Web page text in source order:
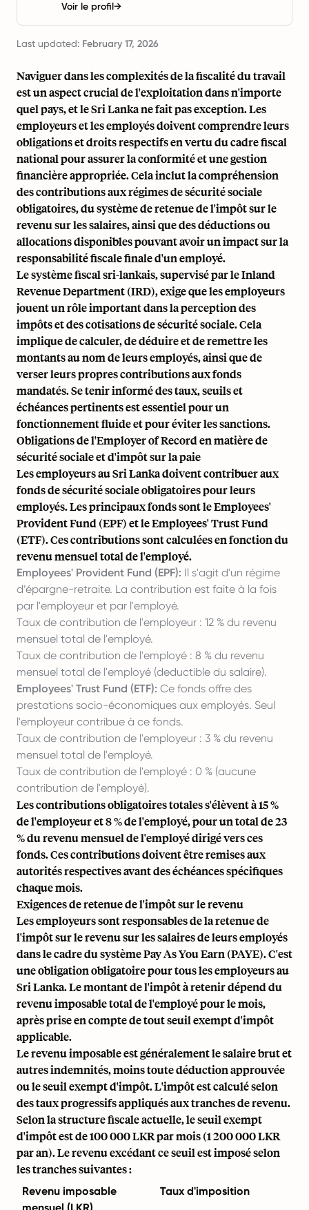
Voir le profil→
Last updated: February 17, 2026
Naviguer dans les complexités de la fiscalité du travail
est un aspect crucial de l'exploitation dans n'importe
quel pays, et le Sri Lanka ne fait pas exception. Les
employeurs et les employés doivent comprendre leurs
obligations et droits respectifs en vertu du cadre fiscal
national pour assurer la conformité et une gestion
financière appropriée. Cela inclut la compréhension
des contributions aux régimes de sécurité sociale
obligatoires, du système de retenue de l'impôt sur le
revenu sur les salaires, ainsi que des déductions ou
allocations disponibles pouvant avoir un impact sur la
responsabilité fiscale finale d'un employé.
Le système fiscal sri-lankais, supervisé par le Inland
Revenue Department (IRD), exige que les employeurs
jouent un rôle important dans la perception des
impôts et des cotisations de sécurité sociale. Cela
implique de calculer, de déduire et de remettre les
montants au nom de leurs employés, ainsi que de
verser leurs propres contributions aux fonds
mandatés. Se tenir informé des taux, seuils et
échéances pertinents est essentiel pour un
fonctionnement fluide et pour éviter les sanctions.
Obligations de l'Employer of Record en matière de
sécurité sociale et d'impôt sur la paie
Les employeurs au Sri Lanka doivent contribuer aux
fonds de sécurité sociale obligatoires pour leurs
employés. Les principaux fonds sont le Employees'
Provident Fund (EPF) et le Employees' Trust Fund
(ETF). Ces contributions sont calculées en fonction du
revenu mensuel total de l'employé.
Employees' Provident Fund (EPF): Il s'agit d'un régime
d’épargne-retraite. La contribution est faite à la fois
par l'employeur et par l'employé.
Taux de contribution de l'employeur : 12 % du revenu
mensuel total de l'employé.
Taux de contribution de l'employé : 8 % du revenu
mensuel total de l'employé (deductible du salaire).
Employees' Trust Fund (ETF): Ce fonds offre des
prestations socio-économiques aux employés. Seul
l'employeur contribue à ce fonds.
Taux de contribution de l'employeur : 3 % du revenu
mensuel total de l'employé.
Taux de contribution de l'employé : 0 % (aucune
contribution de l'employé).
Les contributions obligatoires totales s'élèvent à 15 %
de l'employeur et 8 % de l'employé, pour un total de 23
% du revenu mensuel de l'employé dirigé vers ces
fonds. Ces contributions doivent être remises aux
autorités respectives avant des échéances spécifiques
chaque mois.
Exigences de retenue de l'impôt sur le revenu
Les employeurs sont responsables de la retenue de
l'impôt sur le revenu sur les salaires de leurs employés
dans le cadre du système Pay As You Earn (PAYE). C'est
une obligation obligatoire pour tous les employeurs au
Sri Lanka. Le montant de l'impôt à retenir dépend du
revenu imposable total de l'employé pour le mois,
après prise en compte de tout seuil exempt d'impôt
applicable.
Le revenu imposable est généralement le salaire brut et
autres indemnités, moins toute déduction approuvée
ou le seuil exempt d'impôt. L'impôt est calculé selon
des taux progressifs appliqués aux tranches de revenu.
Selon la structure fiscale actuelle, le seuil exempt
d'impôt est de 100 000 LKR par mois (1 200 000 LKR
par an). Le revenu excédant ce seuil est imposé selon
les tranches suivantes :
Revenu imposable
Taux d'imposition